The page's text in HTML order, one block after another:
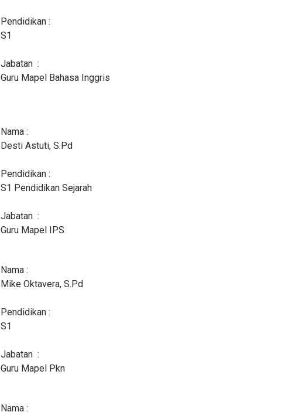
Pendidikan :
S1
Jabatan :
Guru Mapel Bahasa Inggris
Nama :
Desti Astuti, S.Pd
Pendidikan :
S1 Pendidikan Sejarah
Jabatan :
Guru Mapel IPS
Nama :
Mike Oktavera, S.Pd
Pendidikan :
S1
Jabatan :
Guru Mapel Pkn
Nama :